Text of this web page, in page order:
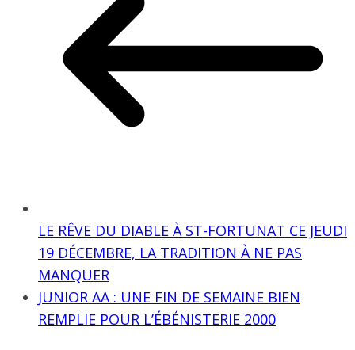
LE RÊVE DU DIABLE À ST-FORTUNAT CE JEUDI
19 DÉCEMBRE, LA TRADITION À NE PAS
MANQUER
JUNIOR AA : UNE FIN DE SEMAINE BIEN
REMPLIE POUR L’ÉBÉNISTERIE 2000